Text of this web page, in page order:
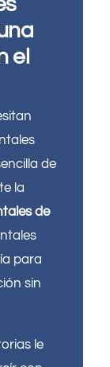
el
de
la
de
para
sin
le